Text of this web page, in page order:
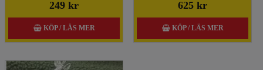
249 kr
KÖP / LÄS MER
625 kr
KÖP / LÄS MER